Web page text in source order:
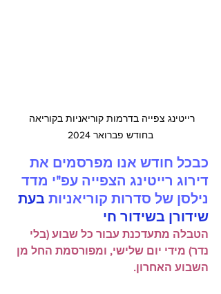
רייטינג צפייה בדרמות קוריאניות בקוריאה
בחודש פברואר 2024
כבכל חודש אנו מפרסמים את
דירוג רייטינג הצפייה עפ"י מדד
נילסן של סדרות קוריאניות בעת
שידורן בשידור חי
הטבלה מתעדכנת עבור כל שבוע (בלי
נדר) מידי יום שלישי, ומפורסמת החל מן
השבוע האחרון.